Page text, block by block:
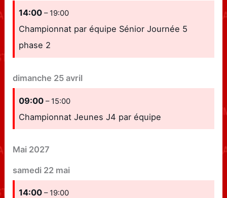
14:00– 19:00
Championnat par équipe Sénior Journée 5
phase 2
dimanche 25 avril
09:00– 15:00
Championnat Jeunes J4 par équipe
Mai 2027
samedi 22 mai
14:00– 19:00